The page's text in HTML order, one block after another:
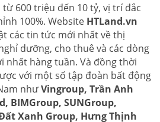
từ 600 triệu đến 10 tỷ, vị trí đắc
100%. Website HTLand.vn
các tin tức mới nhất về thị
dưỡng, cho thuê và các dòng
nhất hàng tuần. Và đồng thời
với một số tập đoàn bất động
nhưVingroup, Trần Anh
BIMGroup, SUNGroup,
Xanh Group, Hưng Thịnh